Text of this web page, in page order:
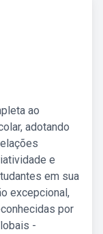
ao
adotando
e
em sua
excepcional,
por
-